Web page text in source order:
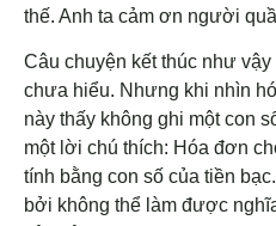
thế. Anh ta cảm ơn người
Câu chuyện kết thúc như
chưa hiểu. Nhưng khi nhìn
này thấy không ghi một con
một lời chú thích: Hóa đơn
tính bằng con số của tiền
bởi không thể làm được